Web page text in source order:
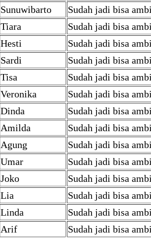
Sunuwibarto
Sudah jadi bisa
Tiara
Sudah jadi bisa
Hesti
Sudah jadi bisa
Sardi
Sudah jadi bisa
Tisa
Sudah jadi bisa
Veronika
Sudah jadi bisa
Dinda
Sudah jadi bisa
Amilda
Sudah jadi bisa
Agung
Sudah jadi bisa
Umar
Sudah jadi bisa
Joko
Sudah jadi bisa
Lia
Sudah jadi bisa
Linda
Sudah jadi bisa
Arif
Sudah jadi bisa